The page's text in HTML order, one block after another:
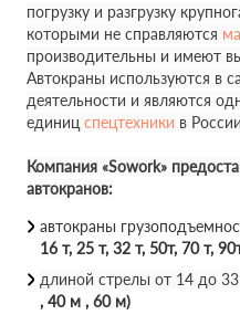
погрузку и разгрузку
которыми не справляются
производительны и имеют
Автокраны используются в
деятельности и являются
единиц спецтехники в
Компания «Sowork»
автокранов:
автокраны
16 т, 25 т, 32 т, 50т, 70 т,
длиной стрелы от 14 до
, 40 м , 60 м)